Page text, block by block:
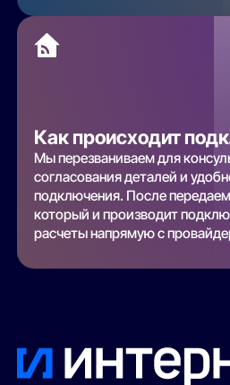
Как происходит
Мы перезваниваем для
согласования деталей и
подключения. После
который и производит
расчеты напрямую с